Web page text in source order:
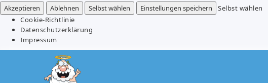
Akzeptieren
Ablehnen Selbst wählen Einstellungen speichern
Selbst wählen
Cookie-Richtlinie
Datenschutzerklärung
Impressum